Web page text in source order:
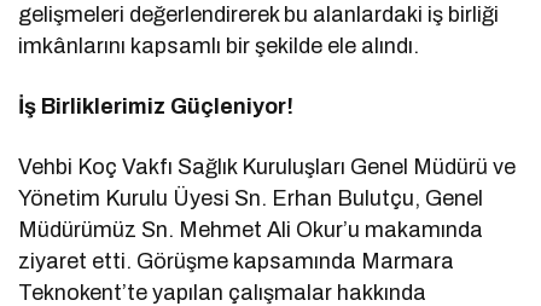
gelişmeleri değerlendirerek bu alanlardaki iş birliği
imkânlarını kapsamlı bir şekilde ele alındı.
İş Birliklerimiz Güçleniyor!
Vehbi Koç Vakfı Sağlık Kuruluşları Genel Müdürü ve
Yönetim Kurulu Üyesi Sn. Erhan Bulutçu, Genel
Müdürümüz Sn. Mehmet Ali Okur’u makamında
ziyaret etti. Görüşme kapsamında Marmara
Teknokent’te yapılan çalışmalar hakkında